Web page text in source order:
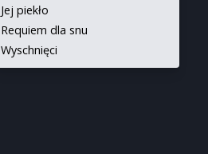
Jej piekło
Requiem dla snu
Wyschnięci